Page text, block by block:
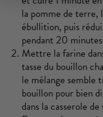
la pomme de terre,
ébullition, puis
pendant 20
Mettre la farine
tasse du bouillon
le mélange semble
bouillon pour bien
dans la casserole